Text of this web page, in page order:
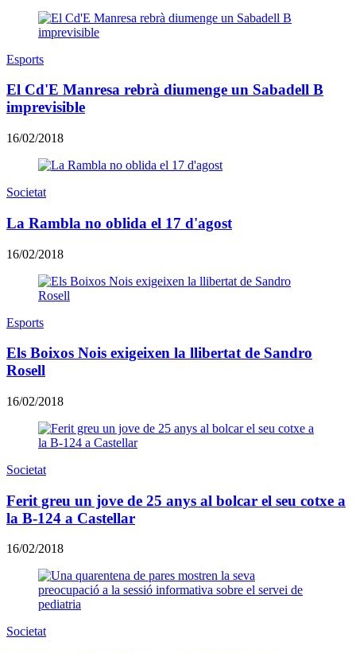
Esports
El Cd'E Manresa rebrà diumenge un Sabadell B
imprevisible
16/02/2018
Societat
La Rambla no oblida el 17 d'agost
16/02/2018
Esports
Els Boixos Nois exigeixen la llibertat de Sandro
Rosell
16/02/2018
Societat
Ferit greu un jove de 25 anys al bolcar el seu cotxe a
la B-124 a Castellar
16/02/2018
Societat